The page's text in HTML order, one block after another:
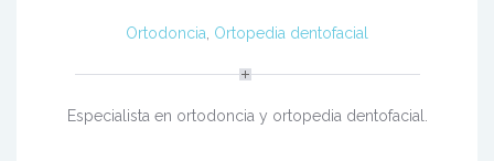
Ortodoncia Ortopedia dentofacial
Especialista en ortodoncia y ortopedia dentofacial.